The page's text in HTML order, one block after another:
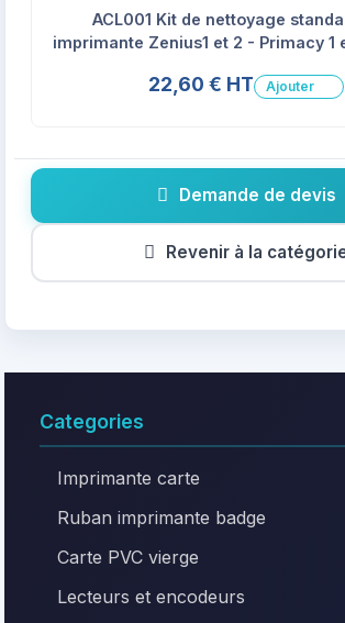
ACL001 Kit de nettoyage
imprimante Zenius1 et 2 - Primacy 1
22,60 € HT Ajouter
Demande de devis
Revenir à la
Categories
Imprimante carte
Ruban imprimante badge
Carte PVC vierge
Lecteurs et encodeurs